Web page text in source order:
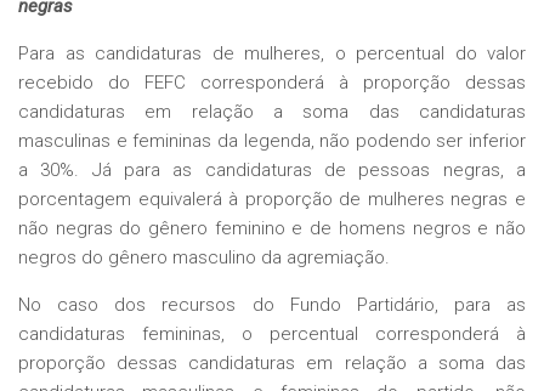
negras
Para as candidaturas de mulheres, o percentual do valor
recebido do FEFC corresponderá à proporção dessas
candidaturas em relação a soma das candidaturas
masculinas e femininas da legenda, não podendo ser inferior
a 30%. Já para as candidaturas de pessoas negras, a
porcentagem equivalerá à proporção de mulheres negras e
não negras do gênero feminino e de homens negros e não
negros do gênero masculino da agremiação.
No caso dos recursos do Fundo Partidário, para as
candidaturas femininas, o percentual corresponderá à
proporção dessas candidaturas em relação a soma das